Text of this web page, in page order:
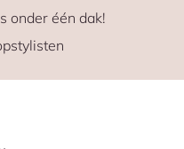
onder één dak!